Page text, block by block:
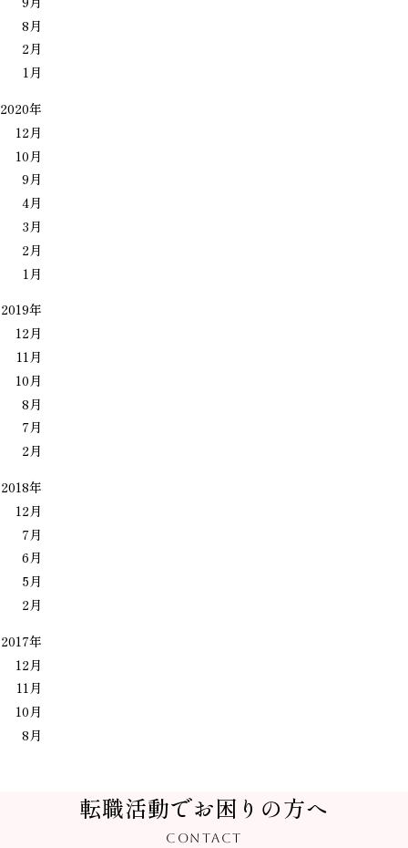
8月
2月
1月
2020年
12月
10月
9月
4月
3月
2月
1月
2019年
12月
11月
10月
8月
7月
2月
2018年
12月
7月
6月
5月
2月
2017年
12月
11月
10月
8月
転職活動でお困りの方へ
CONTACT